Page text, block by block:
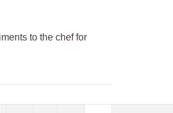
to the chef for